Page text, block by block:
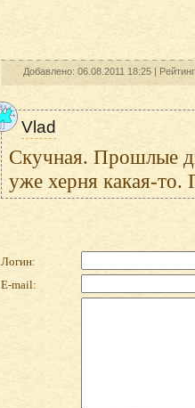
Добавлено: 06.08.2011 18:25 |
Vlad
Скучная. Прошлые
уже херня какая-то.
Логин:
E-mail: